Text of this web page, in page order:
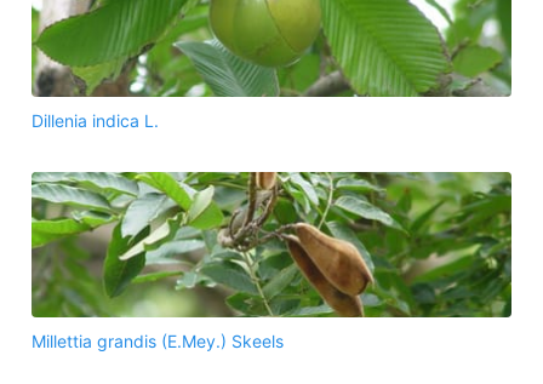
Dillenia indica L.
Millettia grandis (E.Mey.) Skeels